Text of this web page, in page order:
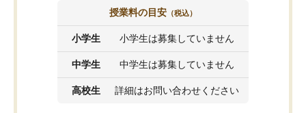
授業料の目安 （税込）
小学生 小学生は募集していません
中学生 中学生は募集していません
高校生 詳細はお問い合わせください